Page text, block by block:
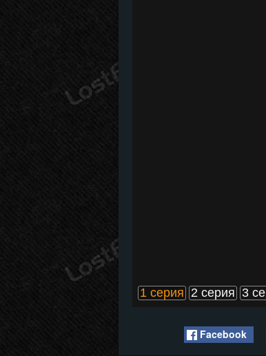
1 серия 2 серия 3
Facebook